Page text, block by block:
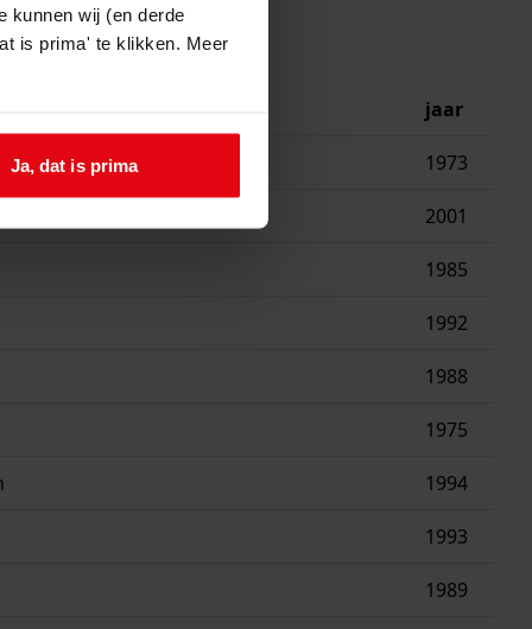
kunnen wij (en derde
is prima' te klikken. Meer
Ja, dat is prima
jaar
1973
2001
1985
1992
1988
1975
1994
1993
1989